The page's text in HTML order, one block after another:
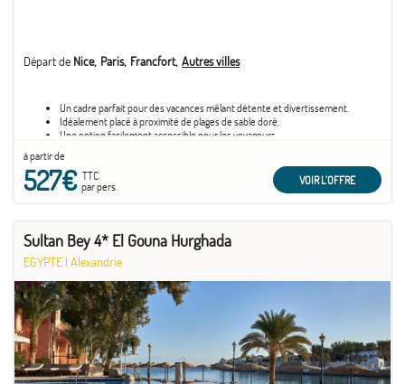
Départ de Nice Paris Francfort Autres villes
Un cadre parfait pour des vacances mêlant détente et divertissement.
Idéalement placé à proximité de plages de sable doré.
Une option facilement accessible pour les voyageurs.
à partir de
527€TTC
par pers.
VOIR L'OFFRE
Sultan Bey 4* El Gouna Hurghada
EGYPTE | Alexandrie